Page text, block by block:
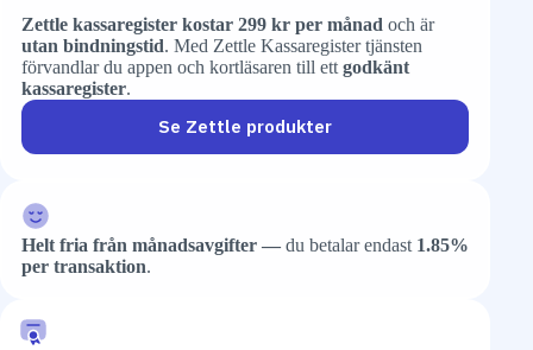
Zettle kassaregister kostar 299 kr per månad och är
utan bindningstid. Med Zettle Kassaregister tjänsten
förvandlar du appen och kortläsaren till ettgodkänt
kassaregister.
Se Zettle produkter
Helt fria från månadsavgifter — du betalar endast 1.85%
per transaktion.